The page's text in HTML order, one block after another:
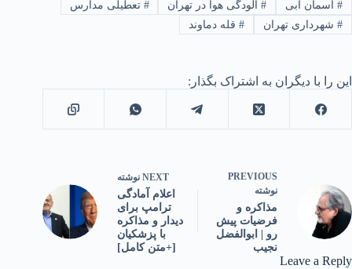
#آسمان آبی #آلودگی هوا در تهران # تعطیلی مدارس
#شهرداری تهران #قله دماوند
این را با دیگران به اشتراک بگذار:
PREVIOUS
نوشته
مذاکره و
فرضیات پیش
رو | ابوالفضل
نجیب
NEXT نوشته
اعلام آمادگی
ترامپ برای
دیدار و مذاکره
با پزشکیان
[+متن کامل]
Leave a Reply